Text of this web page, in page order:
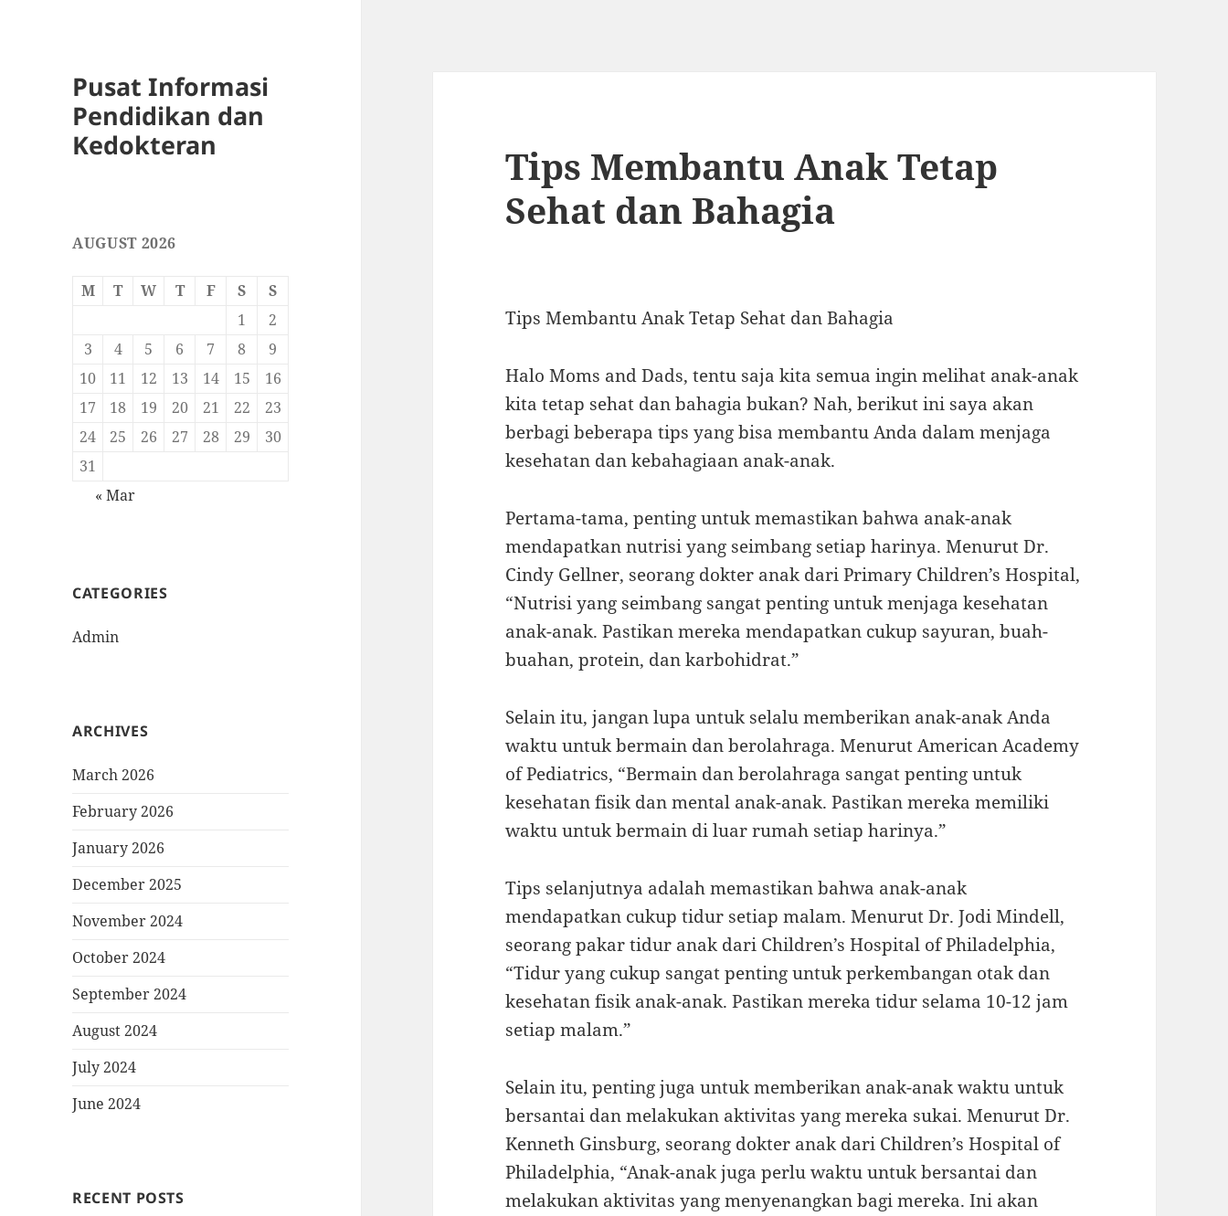
Pusat Informasi
Pendidikan dan
Kedokteran
AUGUST 2026
M T W T F S
S
1
2
3
4 5 6 7 8
9
10
11 12 13 14 15
16
17
18 19 20 21 22
23
24
25 26 27 28 29
30
31
« Mar
CATEGORIES
Admin
ARCHIVES
March 2026
February 2026
January 2026
December 2025
November 2024
October 2024
September 2024
August 2024
July 2024
June 2024
RECENT POSTS
Tips Membantu Anak Tetap
Sehat dan Bahagia
Tips Membantu Anak Tetap Sehat dan Bahagia
Halo Moms and Dads, tentu saja kita semua ingin melihat anak-anak
kita tetap sehat dan bahagia bukan? Nah, berikut ini saya akan
berbagi beberapa tips yang bisa membantu Anda dalam menjaga
kesehatan dan kebahagiaan anak-anak.
Pertama-tama, penting untuk memastikan bahwa anak-anak
mendapatkan nutrisi yang seimbang setiap harinya. Menurut Dr.
Cindy Gellner, seorang dokter anak dari Primary Children’s Hospital,
“Nutrisi yang seimbang sangat penting untuk menjaga kesehatan
anak-anak. Pastikan mereka mendapatkan cukup sayuran, buah-
buahan, protein, dan karbohidrat.”
Selain itu, jangan lupa untuk selalu memberikan anak-anak Anda
waktu untuk bermain dan berolahraga. Menurut American Academy
of Pediatrics, “Bermain dan berolahraga sangat penting untuk
kesehatan fisik dan mental anak-anak. Pastikan mereka memiliki
waktu untuk bermain di luar rumah setiap harinya.”
Tips selanjutnya adalah memastikan bahwa anak-anak
mendapatkan cukup tidur setiap malam. Menurut Dr. Jodi Mindell,
seorang pakar tidur anak dari Children’s Hospital of Philadelphia,
“Tidur yang cukup sangat penting untuk perkembangan otak dan
kesehatan fisik anak-anak. Pastikan mereka tidur selama 10-12 jam
setiap malam.”
Selain itu, penting juga untuk memberikan anak-anak waktu untuk
bersantai dan melakukan aktivitas yang mereka sukai. Menurut Dr.
Kenneth Ginsburg, seorang dokter anak dari Children’s Hospital of
Philadelphia, “Anak-anak juga perlu waktu untuk bersantai dan
melakukan aktivitas yang menyenangkan bagi mereka. Ini akan